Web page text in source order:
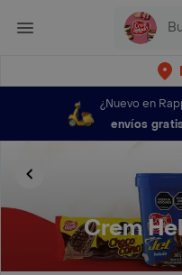
¿Nuevo en
envíos
Crem